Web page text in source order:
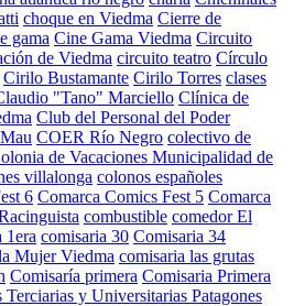
choque en Viedma Cierre de
gama Cine Gama Viedma Circuito
de Viedma circuito teatro Círculo
Cirilo Bustamante Cirilo Torres clases
"Tano" Marciello Clínica de
Club del Personal del Poder
COER Río Negro colectivo de
de Vacaciones Municipalidad de
villalonga colonos españoles
6 Comarca Comics Fest 5 Comarca
combustible comedor El
1era comisaria 30 Comisaria 34
Mujer Viedma comisaria las grutas
Comisaría primera Comisaria Primera
y Universitarias Patagones